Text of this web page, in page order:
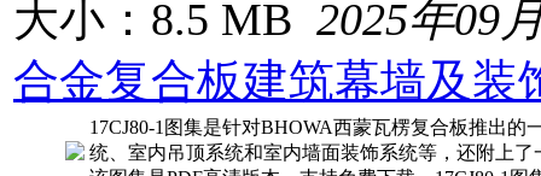
大小：8.5 MB 2025年09
合金复合板建筑幕墙及装
17CJ80-1图集是针对BHOWA西蒙瓦楞复合板推出
统、室内吊顶系统和室内墙面装饰系统等，还附上